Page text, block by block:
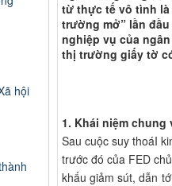
từ thực tế vô tình là
trường mở” lần
nghiệp vụ của
thị trường giấy tờ
1. Khái niệm
Sau cuộc suy thoáI
trước đó của FED
khấu giảm sút, dẫn
hội